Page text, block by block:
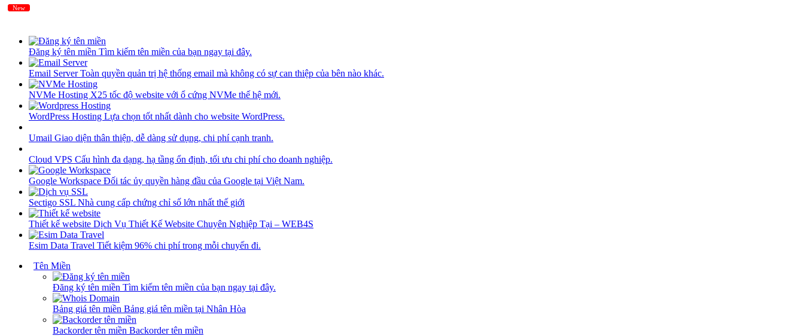
Đăng ký tên miền Tìm kiếm tên miền của bạn ngay tại đây.
Email ServerToàn quyền quản trị hệ thống email mà không có sự can thiệp của bên nào khác.
NVMe Hosting X25 tốc độ website với ổ cứng NVMe thế hệ mới.
WordPress Hosting Lựa chọn tốt nhất dành cho website WordPress.
Umail Giao diện thân thiện, dễ dàng sử dụng, chi phí cạnh tranh.
Cloud VPS Cấu hình đa dạng, hạ tầng ổn định, tối ưu chi phí cho doanh nghiệp.
Google Workspace Đối tác ủy quyền hàng đầu của Google tại Việt Nam.
Sectigo SSL Nhà cung cấp chứng chỉ số lớn nhất thế giới
Thiết kế website Dịch Vụ Thiết Kế Website Chuyên Nghiệp Tại – WEB4S
Esim Data Travel Tiết kiệm 96% chi phí trong mỗi chuyến đi.
Tên Miền
Đăng ký tên miền Tìm kiếm tên miền của bạn ngay tại đây.
Bảng giá tên miền Bảng giá tên miền tại Nhân Hòa
Backorder tên miền Backorder tên miền
New
New